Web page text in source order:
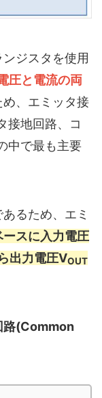
ジスタを使用
圧と電流の両
め、エミッタ接
接地回路、コ
中で最も主要
るため、エミ
ースに入力電圧
出力電圧VOUT
路(Common